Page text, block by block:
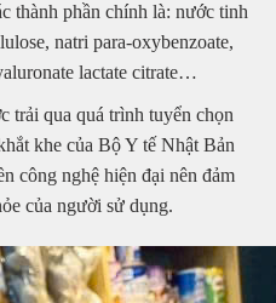
thành phần chính là: nước tinh
natri para-oxybenzoate,
lactate citrate…
trải qua quá trình tuyển chọn
khe của Bộ Y tế Nhật Bản
công nghệ hiện đại nên đảm
của người sử dụng.